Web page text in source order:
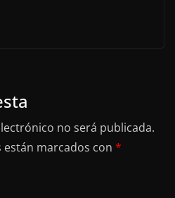
no será publicada.
marcados con *